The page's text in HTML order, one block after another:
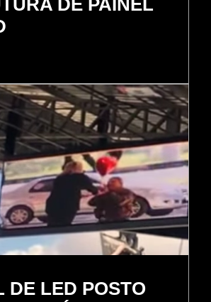
DE PAINEL
DE LED POSTO